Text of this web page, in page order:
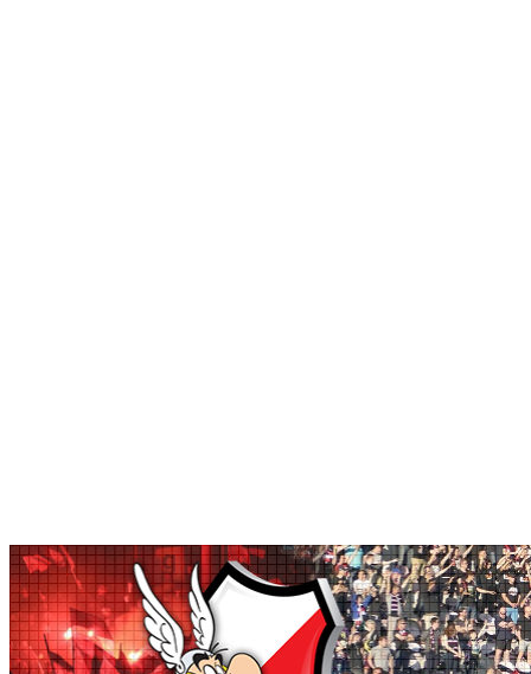
Skip
to
content